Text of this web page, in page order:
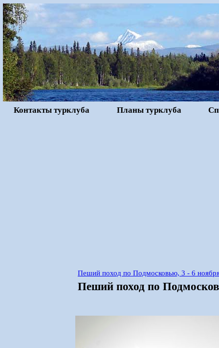
Контакты турклуба Планы турклуба
Пеший поход по Подмосковью, 3 - 6
Пеший поход по